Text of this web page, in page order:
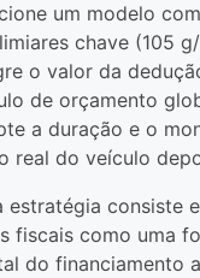
um modelo
chave (105
o valor da
de orçamento
a duração e o
real do veículo
estratégia consiste
fiscais como uma
do financiamento